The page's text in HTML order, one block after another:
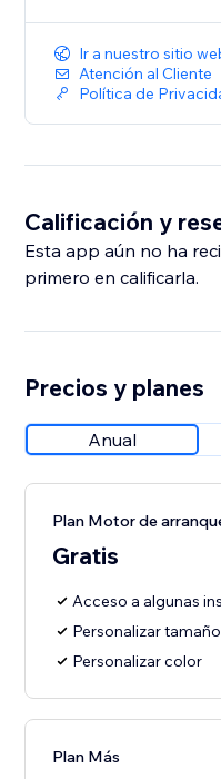
Ir a nuestro sitio
Atención al Cliente
Política de
Calificación y
Esta app aún no ha
primero en calificarla.
Precios y planes
Anual
Plan Motor de
Gratis
Acceso a algunas
Personalizar tamaño
Personalizar color
Plan Más